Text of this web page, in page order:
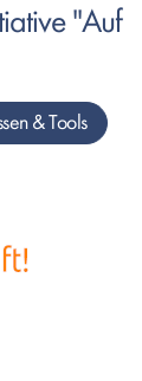
"Auf
&Tools